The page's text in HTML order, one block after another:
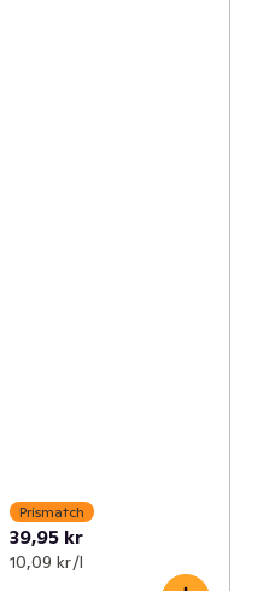
Prismatch
39,95 kr
10,09 kr /l